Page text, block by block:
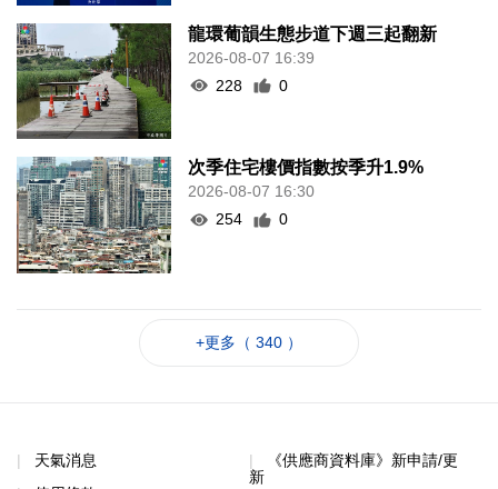
龍環葡韻生態步道下週三起翻新
2026-08-07 16:39
228
0
次季住宅樓價指數按季升1.9%
2026-08-07 16:30
254
0
+更多（ 340 ）
天氣消息
《供應商資料庫》新申請/更
新